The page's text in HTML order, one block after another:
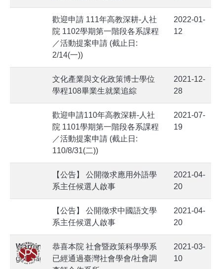
歡迎申請 111年高教深耕-人社
院 1102學期第一階段各系課程
／活動提案申請 (截止日:
2/14(一))
2022-01-
12
文化產業與文化政策博士學位
學程108畢業生就業追綜
2021-12-
28
歡迎申請110年高教深耕-人社
院 1101學期第一階段各系課程
／活動提案申請 (截止日:
110/8/31(二))
2021-07-
19
【公告】 公開徵求應用外語學
系主任候選人啟事
2021-04-
20
【公告】 公開徵求中國語文學
系主任候選人啟事
2021-04-
20
Warning
getimagesize(20210310-
恭喜本院 社會暨政策科學學系
已經通過臺灣社會學會/社會調
2021-03-
10